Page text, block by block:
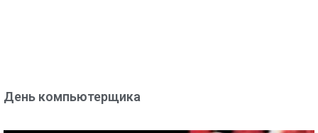
День компьютерщика